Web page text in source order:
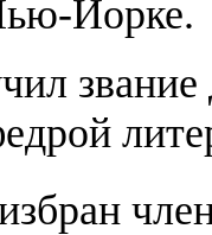
Йорке.